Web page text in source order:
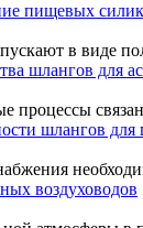
пищевых
в виде
шлангов для
процессы
шлангов для
воздуховодов